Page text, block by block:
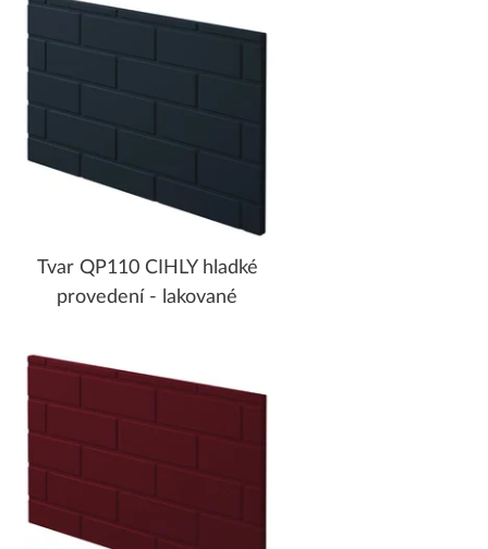
Tvar QP110 CIHLY hladké
provedení - lakované